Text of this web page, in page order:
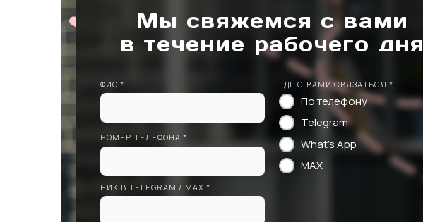
Мы свяжемся с вами
в течение рабочего дня
ФИО *
НОМЕР ТЕЛЕФОНА *
НИК В TELEGRAM / MAX *
ГДЕ С ВАМИ СВЯЗАТЬСЯ *
По телефону
Telegram
What's App
MAX